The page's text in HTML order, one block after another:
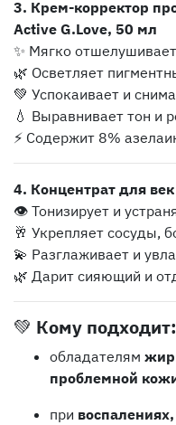
3. Крем-корректор
Active G.Love, 50 мл
✨ Мягко отшелушивает
🌿 Осветляет
💚 Успокаивает и
💧 Выравнивает тон и
⚡ Содержит 8%
4. Концентрат для
👁 Тонизирует и
🥂 Укрепляет сосуды,
💫 Разглаживает и
🌿 Дарит сияющий и
💚 Кому подходит:
обладателям
проблемной
при